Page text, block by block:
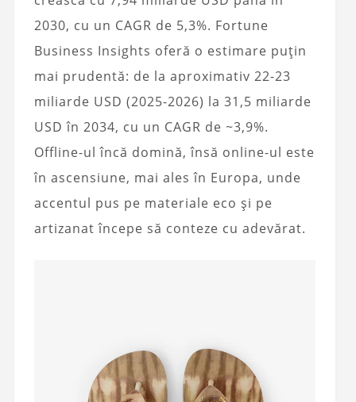
2030, cu un CAGR de 5,3%. Fortune
Business Insights oferă o estimare puțin
mai prudentă: de la aproximativ 22-23
miliarde USD (2025-2026) la 31,5 miliarde
USD în 2034, cu un CAGR de ~3,9%.
Offline-ul încă domină, însă online-ul este
în ascensiune, mai ales în Europa, unde
accentul pus pe materiale eco și pe
artizanat începe să conteze cu adevărat.